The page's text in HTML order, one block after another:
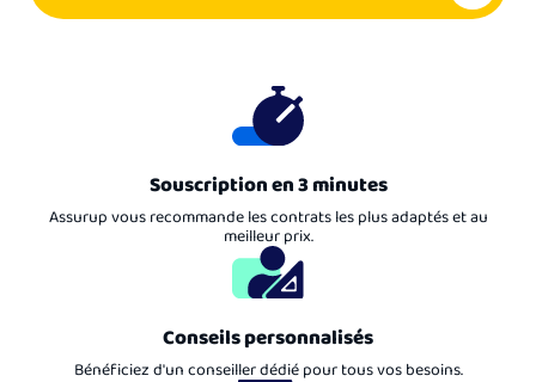
Souscription en 3 minutes
Assurup vous recommande les contrats les plus adaptés et au
meilleur prix.
Conseils personnalisés
Bénéficiez d'un conseiller dédié pour tous vos besoins.